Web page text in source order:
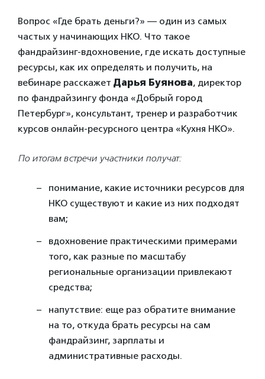
Вопрос «Где брать деньги?» — один из самых
частых у начинающих НКО. Что такое
фандрайзинг-вдохновение, где искать доступные
ресурсы, как их определять и получить, на
вебинаре расскажет Дарья Буянова, директор
по фандрайзингу фонда «Добрый город
Петербург», консультант, тренер и разработчик
курсов онлайн-ресурсного центра «Кухня НКО».
По итогам встречи участники получат:
понимание, какие источники ресурсов для
НКО существуют и какие из них подходят
вам;
вдохновение практическими примерами
того, как разные по масштабу
региональные организации привлекают
средства;
напутствие: еще раз обратите внимание
на то, откуда брать ресурсы на сам
фандрайзинг, зарплаты и
административные расходы.